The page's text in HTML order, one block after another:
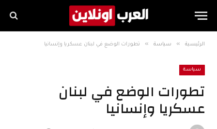
الرئيسية » سياسة » تطورات الوضع في لبنان عسكريا وإنسانيا
سياسة
تطورات الوضع في لبنان
عسكريا وإنسانيا